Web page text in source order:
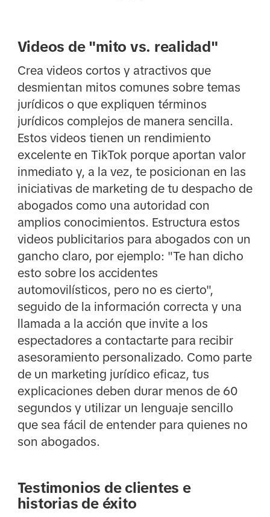
Videos de "mito vs. realidad"
Crea videos cortos y atractivos que
desmientan mitos comunes sobre temas
jurídicos o que expliquen términos
jurídicos complejos de manera sencilla.
Estos videos tienen un rendimiento
excelente en TikTok porque aportan valor
inmediato y, a la vez, te posicionan en las
iniciativas de marketing de tu despacho de
abogados como una autoridad con
amplios conocimientos. Estructura estos
videos publicitarios para abogados con un
gancho claro, por ejemplo: "Te han dicho
esto sobre los accidentes
automovilísticos, pero no es cierto",
seguido de la información correcta y una
llamada a la acción que invite a los
espectadores a contactarte para recibir
asesoramiento personalizado. Como parte
de un marketing jurídico eficaz, tus
explicaciones deben durar menos de 60
segundos y utilizar un lenguaje sencillo
que sea fácil de entender para quienes no
son abogados.
Testimonios de clientes e
historias de éxito